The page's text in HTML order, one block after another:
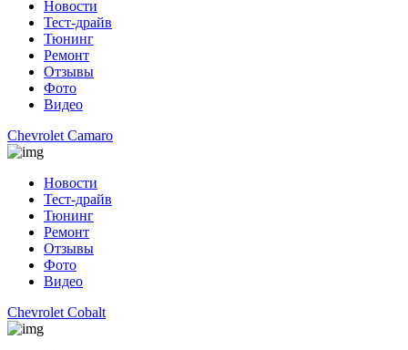
Новости
Тест-драйв
Тюнинг
Ремонт
Отзывы
Фото
Видео
Chevrolet Camaro
Новости
Тест-драйв
Тюнинг
Ремонт
Отзывы
Фото
Видео
Chevrolet Cobalt